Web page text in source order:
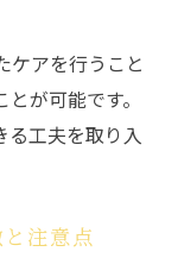
ケアを行うこと
が可能です。
る工夫を取り入
注意点